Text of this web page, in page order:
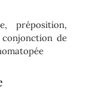
préposition,
de